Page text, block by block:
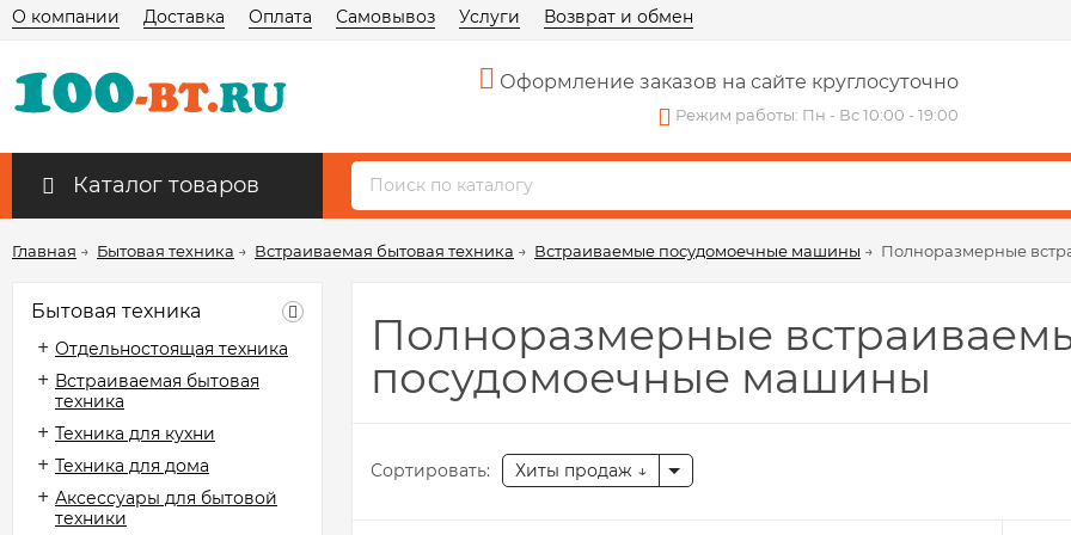
О компании Доставка Оплата Самовывоз Услуги Возврат и обмен
Оформление заказов на сайте круглосуточно
Режим работы: Пн - Вс 10:00 - 19:00
Каталог товаров
Главная → Бытовая техника → Встраиваемая бытовая техника → Встраиваемые посудомоечные машины → Полноразмерные
Бытовая техника
Отдельностоящая техника
Встраиваемая бытовая
техника
Техника для кухни
Техника для дома
Аксессуары для бытовой
техники
Полноразмерные
посудомоечные машины
Сортировать: Хиты продаж